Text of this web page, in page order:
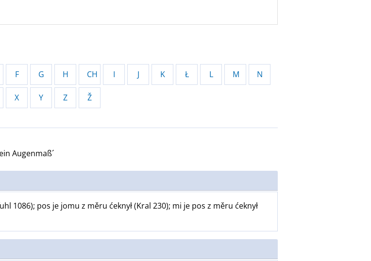
F G H CH I J K Ł L M N
X Y Z Ž
Augenmaß´
1086); pos je jomu z měru ćeknył (Kral 230); mi je pos z měru ćeknył